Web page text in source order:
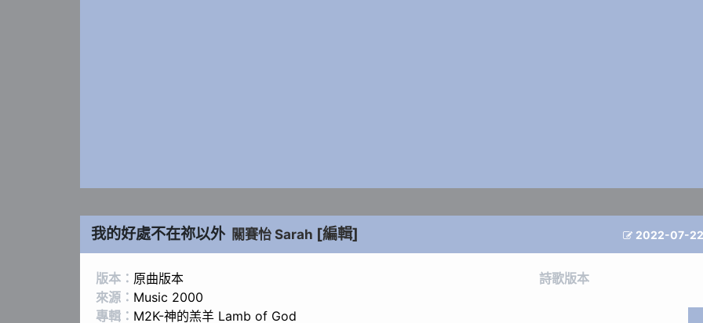
我的好處不在祢以外 關賽怡 Sarah [編輯]  2022-07-22
版本： 原曲版本
來源： Music 2000
專輯： M2K-神的羔羊 Lamb of God
詩歌版本